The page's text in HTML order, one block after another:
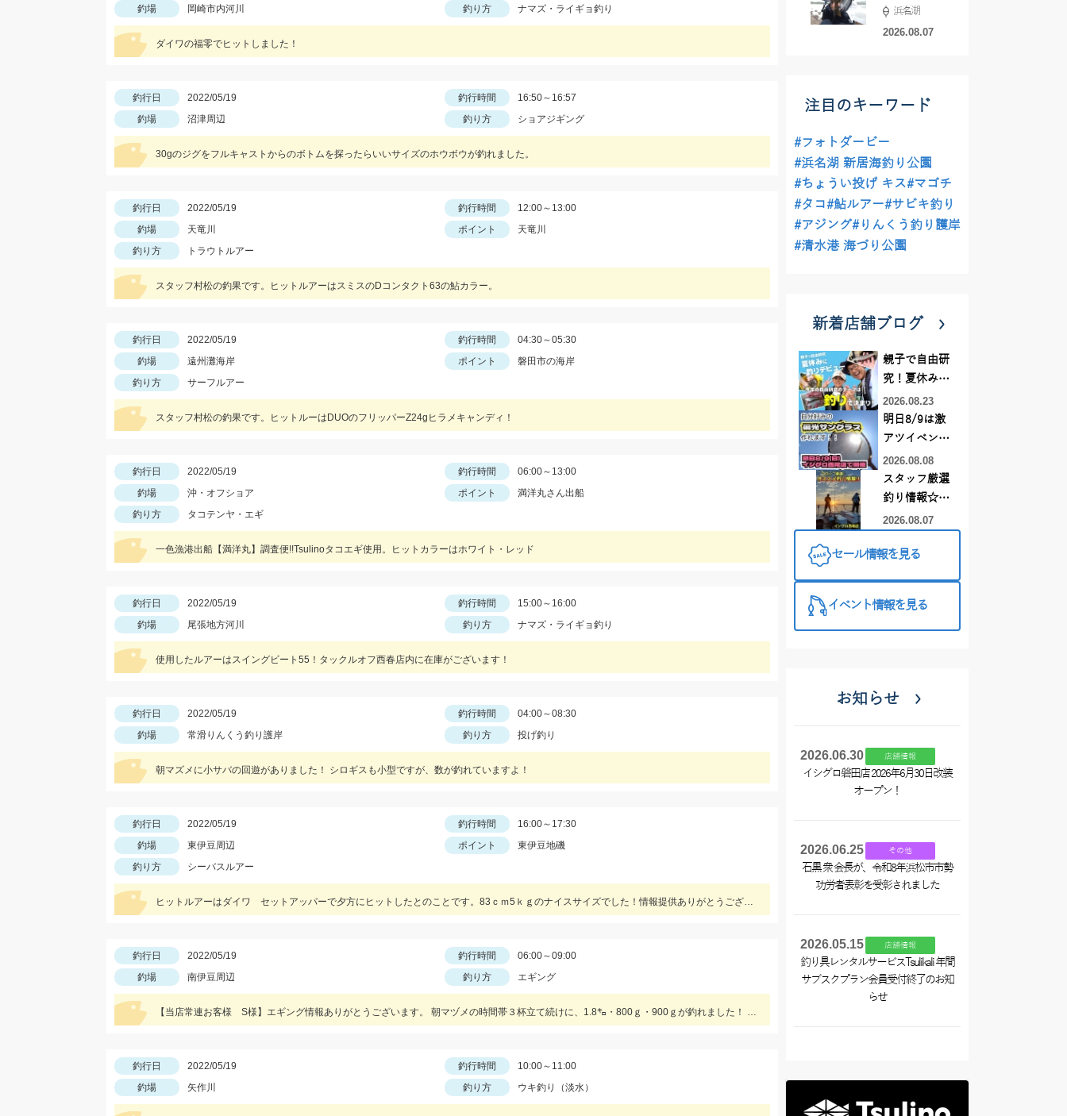
ジ
釣場
岡崎市内河川 釣り方 ナマズ・ライギョ釣り
ダイワの福零でヒットしました！
釣行日 2022/05/19 釣行時間
16:50～16:57
釣場
沼津周辺 釣り方 ショアジギング
30gのジグをフルキャストからのボトムを探ったらいいサイズのホウボウが釣れました。
釣行日 2022/05/19 釣行時間
12:00～13:00
釣場
天竜川 ポイント
天竜川
釣り方
トラウトルアー
スタッフ村松の釣果です。ヒットルアーはスミスのDコンタクト63の鮎カラー。
釣行日 2022/05/19 釣行時間
04:30～05:30
釣場
遠州灘海岸 ポイント
磐田市の海岸
釣り方
サーフルアー
スタッフ村松の釣果です。ヒットルーはDUOのフリッパーZ24gヒラメキャンディ！
釣行日 2022/05/19 釣行時間
06:00～13:00
釣場
沖・オフショア ポイント
満洋丸さん出船
釣り方
タコテンヤ・エギ
一色漁港出船【満洋丸】調査便!!Tsulinoタコエギ使用。ヒットカラーはホワイト・レッド
釣行日 2022/05/19 釣行時間
15:00～16:00
釣場
尾張地方河川 釣り方 ナマズ・ライギョ釣り
使用したルアーはスイングビート55！タックルオフ西春店内に在庫がございます！
釣行日 2022/05/19 釣行時間
04:00～08:30
釣場
常滑りんくう釣り護岸 釣り方 投げ釣り
朝マズメに小サバの回遊がありました！ シロギスも小型ですが、数が釣れていますよ！
釣行日 2022/05/19 釣行時間
16:00～17:30
釣場
東伊豆周辺 ポイント
東伊豆地磯
釣り方
シーバスルアー
ヒットルアーはダイワ セットアッパーで夕方にヒットしたとのことです。83ｃｍ5ｋｇのナイスサイズでした！情報提供ありがとうございます！
釣行日 2022/05/19 釣行時間
06:00～09:00
釣場
南伊豆周辺 釣り方 エギング
【当店常連お客様 S様】エギング情報ありがとうございます。 朝マヅメの時間帯３杯立て続けに、1.8㌔・800ｇ・900ｇが釣れました！ 1.8㌔のヒットエギは【エギ王Ｋ3.5号 黒潮ＳＰ マッスルファイト】
釣行日 2022/05/19 釣行時間
10:00～11:00
釣場
矢作川 釣り方 ウキ釣り（淡水）
前打ち！
浜名湖
2026.08.07
注目のキーワード
#フォトダービー
#浜名湖 新居海釣り公園
#ちょうい投げ キス#マゴチ
#タコ#鮎ルアー#サビキ釣り
#アジング#りんくう釣り護岸
#清水港 海づり公園
新着店舗ブログ
親子で自由研
究！夏休みに
釣りデビュー
2026.08.23
明日8/9は激
アツイベント
日！！！～オ
ーダー偏光グ
ラス受注会～
2026.08.08
スタッフ厳選
釣り情報☆彡
連休は何釣り
♪【イシグロ
2026.08.07
セール情報を見る
イベント情報を見る
お知らせ
2026.06.30 店舗情報
イシグロ磐田店 2026年6月30日改装
オープン！
2026.06.25 その他
石黒 衆 会長が、令和8年浜松市市勢
功労者表彰を受彰されました
2026.05.15 店舗情報
釣り具レンタルサービスTsulikali 年間
サブスクプラン会員受付終了のお知
らせ